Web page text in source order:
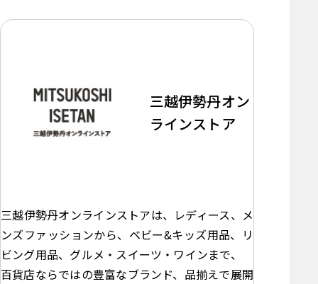
三越伊勢丹オン
ラインストア
三越伊勢丹オンラインストアは、レディース、メ
ンズファッションから、ベビー&キッズ用品、リ
ビング用品、グルメ・スイーツ・ワインまで、
百貨店ならではの豊富なブランド、品揃えで展開